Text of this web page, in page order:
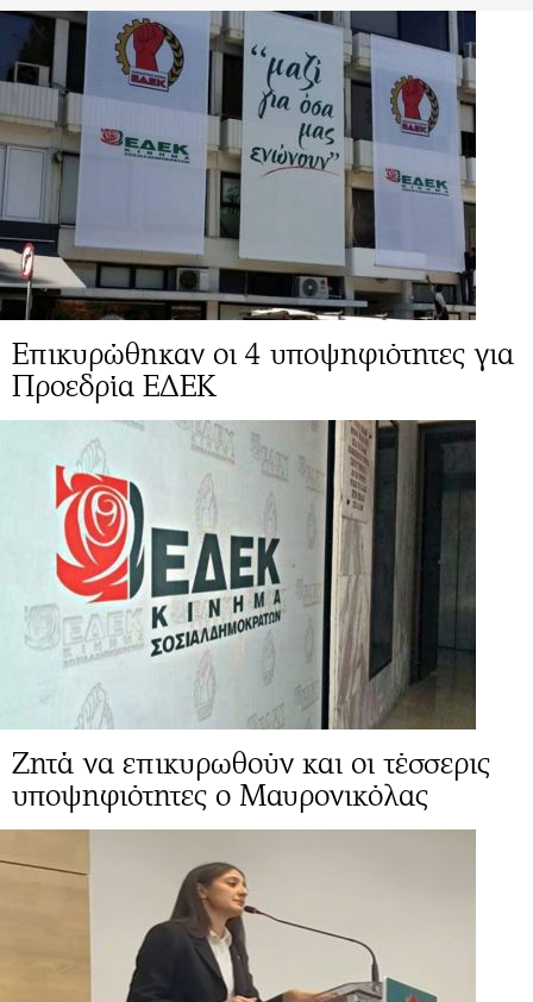
Επικυρώθηκαν οι 4 υποψηφιότητες για
Προεδρία ΕΔΕΚ
Ζητά να επικυρωθούν και οι τέσσερις
υποψηφιότητες ο Μαυρονικόλας